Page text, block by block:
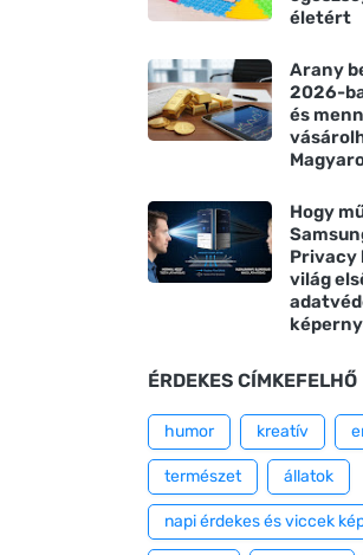
életért
Arany
2026-
és
Hogy
Privacy
világ
ÉRDEKES CÍMKEFELHŐ
humor kreatív
természet állatok
napi érdekes és viccek